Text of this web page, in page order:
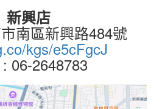
新興店
南區新興路484號
kgs/e5cFgcJ
06-2648783